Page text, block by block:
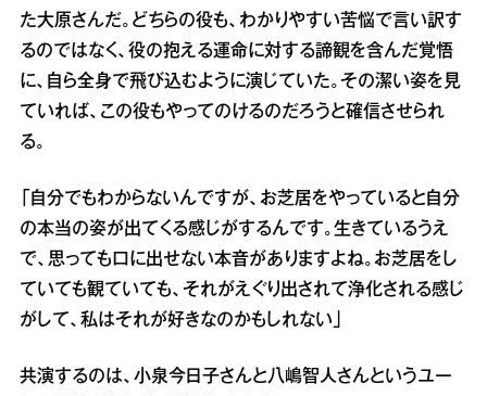
た大原さんだ。どちらの役も、わかりやすい苦悩で言い訳す
るのではなく、役の抱える運命に対する諦観を含んだ覚悟
に、自ら全身で飛び込むように演じていた。その潔い姿を見
ていれば、この役もやってのけるのだろうと確信させられ
る。
「自分でもわからないんですが、お芝居をやっていると自分
の本当の姿が出てくる感じがするんです。生きているうえ
で、思っても口に出せない本音がありますよね。お芝居をし
ていても観ていても、それがえぐり出されて浄化される感じ
がして、私はそれが好きなのかもしれない」
共演するのは、小泉今日子さんと八嶋智人さんというユー